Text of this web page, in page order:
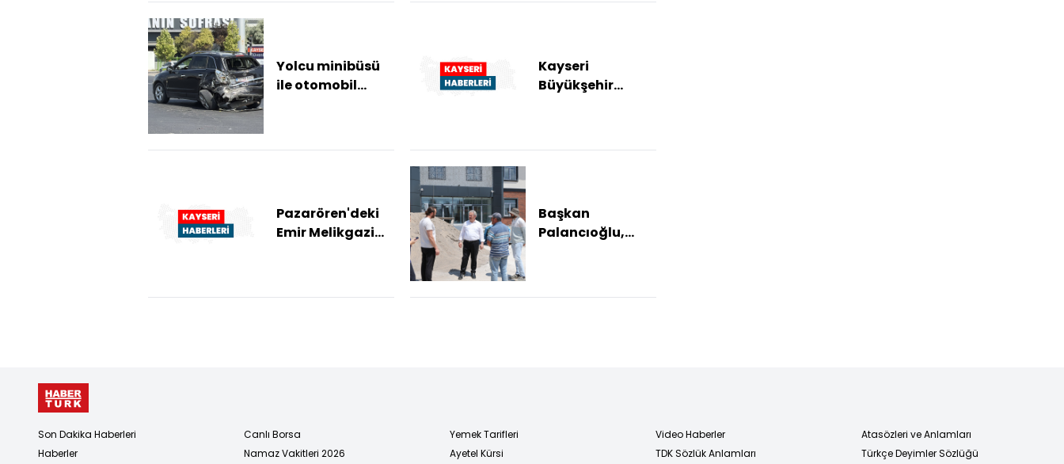
Yolcu minibüsü
ile otomobil
Kayseri
Büyükşehir
Pazarören'deki
Emir Melikgazi
Başkan
Palancıoğlu,
Son Dakika Haberleri
Haberler
Canlı Borsa
Namaz Vakitleri 2026
Yemek Tarifleri
Ayetel Kürsi
Video Haberler
TDK Sözlük Anlamları
Atasözleri ve Anlamları
Türkçe Deyimler Sözlüğü